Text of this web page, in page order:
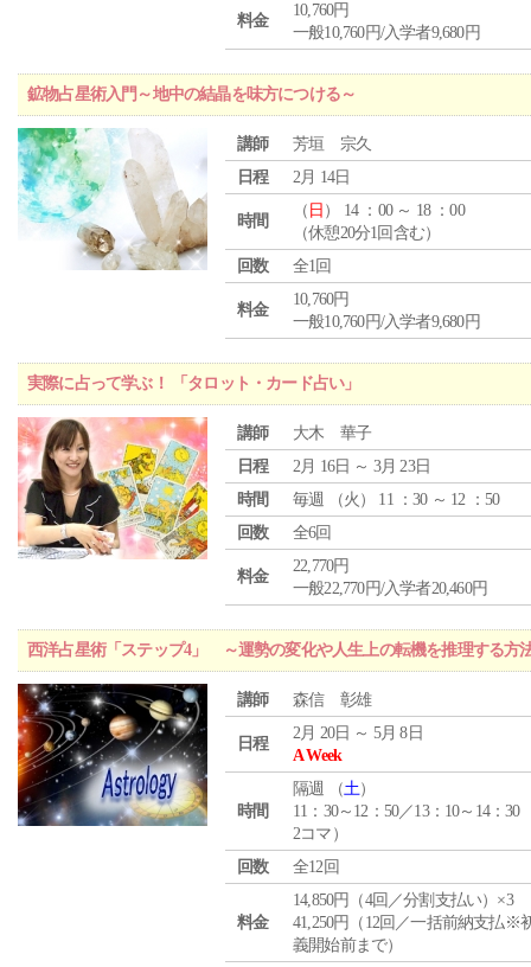
料金
10,760円
一般10,760円/入学者9,680円
鉱物占星術入門～地中の結晶を味方につける～
講師
芳垣 宗久
日程
2月 14日
時間
（ 日 ） 14 ：00 ～ 18 ：00
（休憩20分1回含む）
回数
全1回
料金
10,760円
一般10,760円/入学者9,680円
実際に占って学ぶ！ 「タロット・カード占い」
講師
大木 華子
日程
2月 16日 ～ 3月 23日
時間
毎週 （火 ） 11 ：30 ～ 12 ：50
回数
全6回
料金
22,770円
一般22,770円/入学者20,460円
西洋占星術「ステップ4」 ～運勢の変化や人生上の転機を推理する方
講師 森信 彰雄
日程
2月 20日 ～ 5月 8日
A Week
時間
隔週 （土）
11：30～12：50／13：10～14：30
2コマ）
回数
全12回
料金
14,850円（4回／分割支払い）×3
41,250円（12回／一括前納支払※
義開始前まで）